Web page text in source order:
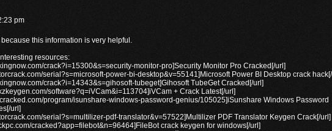
pm
this information is very helpful.
resources:
crack?i=15300&s=security-monitor-pro]Security Monitor Pro Cracked[/url]
serial?s=microsoft-power-bi-desktop&v=55141]Microsoft Power BI Desktop crack
crack?i=14343&s=gihosoft-tubeget]Gihosoft TubeGet Cracked[/url]
software?q=iVCam&i=113704]iVCam + Crack Latest[/url]
program/isunshare-windows-password-genius/105025]iSunshare Windows Password
url]
serial?s=multilizer-pdf-translator&v=57522]Multilizer PDF Translator Keygen Crack[/url]
cracked?app=filebot&n=96464]FileBot crack keygen for windows[/url]